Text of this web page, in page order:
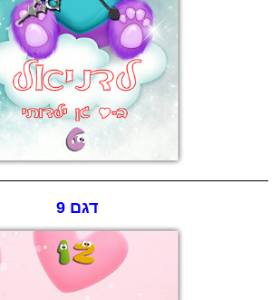
דגם 9